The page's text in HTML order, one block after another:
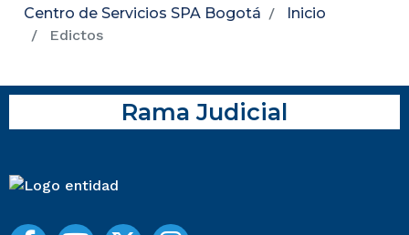
Centro de Servicios SPA Bogotá
Inicio
Edictos
Rama Judicial